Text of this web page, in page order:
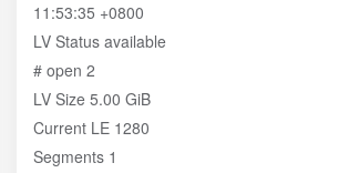
11:53:35 +0800
LV Status available
# open 2
LV Size 5.00 GiB
Current LE 1280
Segments 1